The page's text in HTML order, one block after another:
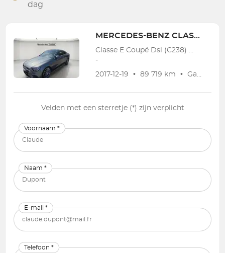
dag
MERCEDES-BENZ CLASSE E COUPE
Classe E Coupé Dsl (C238) Coupe E 220 d
-
2017-12-19 • 89 719 km • Garantie
Velden met een sterretje (*) zijn verplicht
Voornaam *
Naam *
E-mail *
Telefoon *